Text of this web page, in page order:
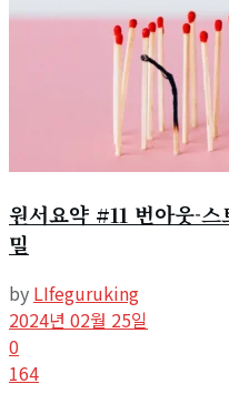
원서요약 #11 번아웃-
밀
by LIfeguruking
2024년 02월 25일
0
164